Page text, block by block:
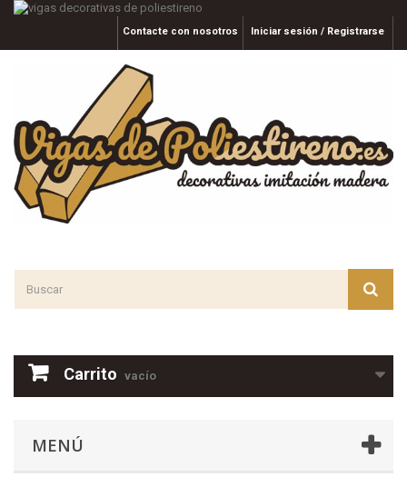
Iniciar sesión / Registrarse
Contacte con nosotros
Carrito vacío
MENÚ